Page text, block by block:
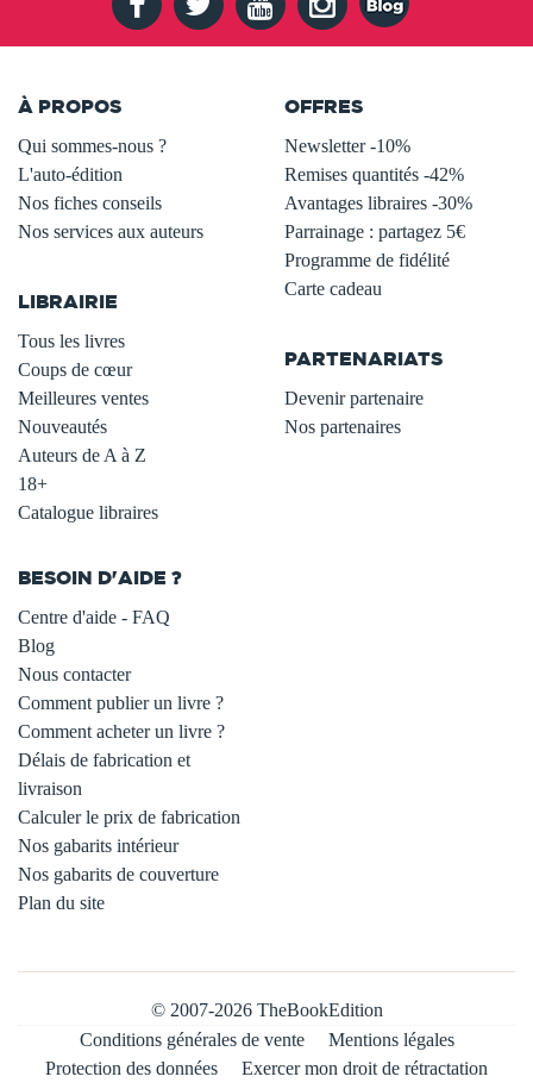
À PROPOS
Qui sommes-nous ?
L'auto-édition
Nos fiches conseils
Nos services aux auteurs
LIBRAIRIE
Tous les livres
Coups de cœur
Meilleures ventes
Nouveautés
Auteurs de A à Z
18+
Catalogue libraires
OFFRES
Newsletter -10%
Remises quantités -42%
Avantages libraires -30%
Parrainage : partagez 5€
Programme de fidélité
Carte cadeau
PARTENARIATS
Devenir partenaire
Nos partenaires
BESOIN D'AIDE ?
Centre d'aide - FAQ
Blog
Nous contacter
Comment publier un livre ?
Comment acheter un livre ?
Délais de fabrication et
livraison
Calculer le prix de fabrication
Nos gabarits intérieur
Nos gabarits de couverture
Plan du site
© 2007-2026 TheBookEdition
Conditions générales de vente
Mentions légales
Protection des données
Exercer mon droit de rétractation